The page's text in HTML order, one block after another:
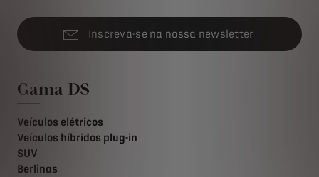
Inscreva-se na nossa newsletter
Gama DS
Veículos elétricos
Veículos híbridos plug-in
SUV
Berlinas